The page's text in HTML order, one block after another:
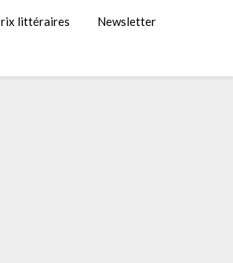
littéraires Newsletter